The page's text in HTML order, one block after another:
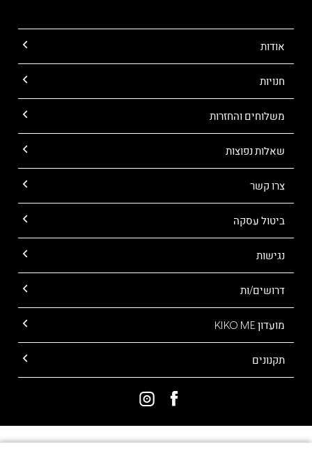
אודות
חנויות
משלוחים והחזרות
שאלות נפוצות
צרו קשר
ביטול עסקה
נגישות
דרושים/ות
מועדון KIKO ME
תקנונים